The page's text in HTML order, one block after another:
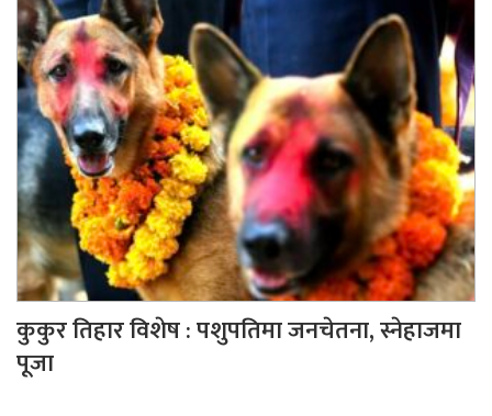
कुकुर तिहार विशेष : पशुपतिमा जनचेतना, स्नेहाजमा
पूजा